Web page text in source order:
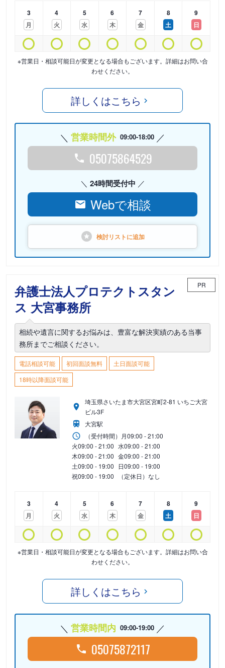
3
月
4
火
5
水
6
木
7
金
8
土
9
日
※営業日・相談可能日が変更となる場合もございます。詳細はお問い合
わせください。
詳しくはこちら
営業時間外 09:00-18:00
05075864529
24時間受付中
Webで相談
検討リストに追加
弁護士法人プロテクトスタン
ス 大宮事務所
PR
相続や遺言に関するお悩みは、豊富な解決実績のある当事
務所までご相談ください。
電話相談可能 初回面談無料
土日面談可能
18時以降面談可能
埼玉県さいたま市大宮区宮町2-81 いちご大宮
ビル3F
大宮駅
（受付時間） 月09:00 - 21:00
火09:00 - 21:00 水09:00 - 21:00
木09:00 - 21:00 金09:00 - 21:00
土09:00 - 19:00 日09:00 - 19:00
祝09:00 - 19:00 （定休日）なし
3
月
4
火
5
水
6
木
7
金
8
土
9
日
※営業日・相談可能日が変更となる場合もございます。詳細はお問い合
わせください。
詳しくはこちら
営業時間内 09:00-19:00
05075872117